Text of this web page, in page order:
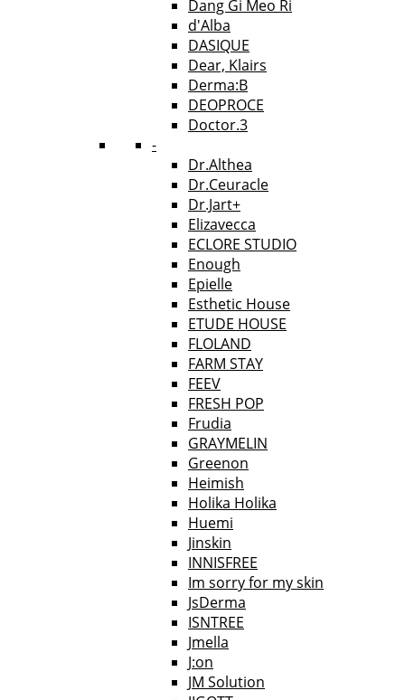
Dang Gi Meo Ri
d'Alba
DASIQUE
Dear, Klairs
Derma:B
DEOPROCE
Doctor.3
-
Dr.Althea
Dr.Ceuracle
Dr.Jart+
Elizavecca
ECLORE STUDIO
Enough
Epielle
Esthetic House
ETUDE HOUSE
FLOLAND
FARM STAY
FEEV
FRESH POP
Frudia
GRAYMELIN
Greenon
Heimish
Holika Holika
Huemi
Jinskin
INNISFREE
Im sorry for my skin
JsDerma
ISNTREE
Jmella
J:on
JM Solution